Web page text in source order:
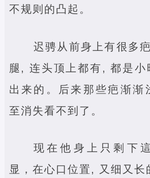
不规则的凸起。
迟骋从前身上有很多
腿, 连头顶上都有, 都是小
出来的。后来那些疤渐渐
至消失看不到了。
现在他身上只剩下
显，在心口位置, 又细又长